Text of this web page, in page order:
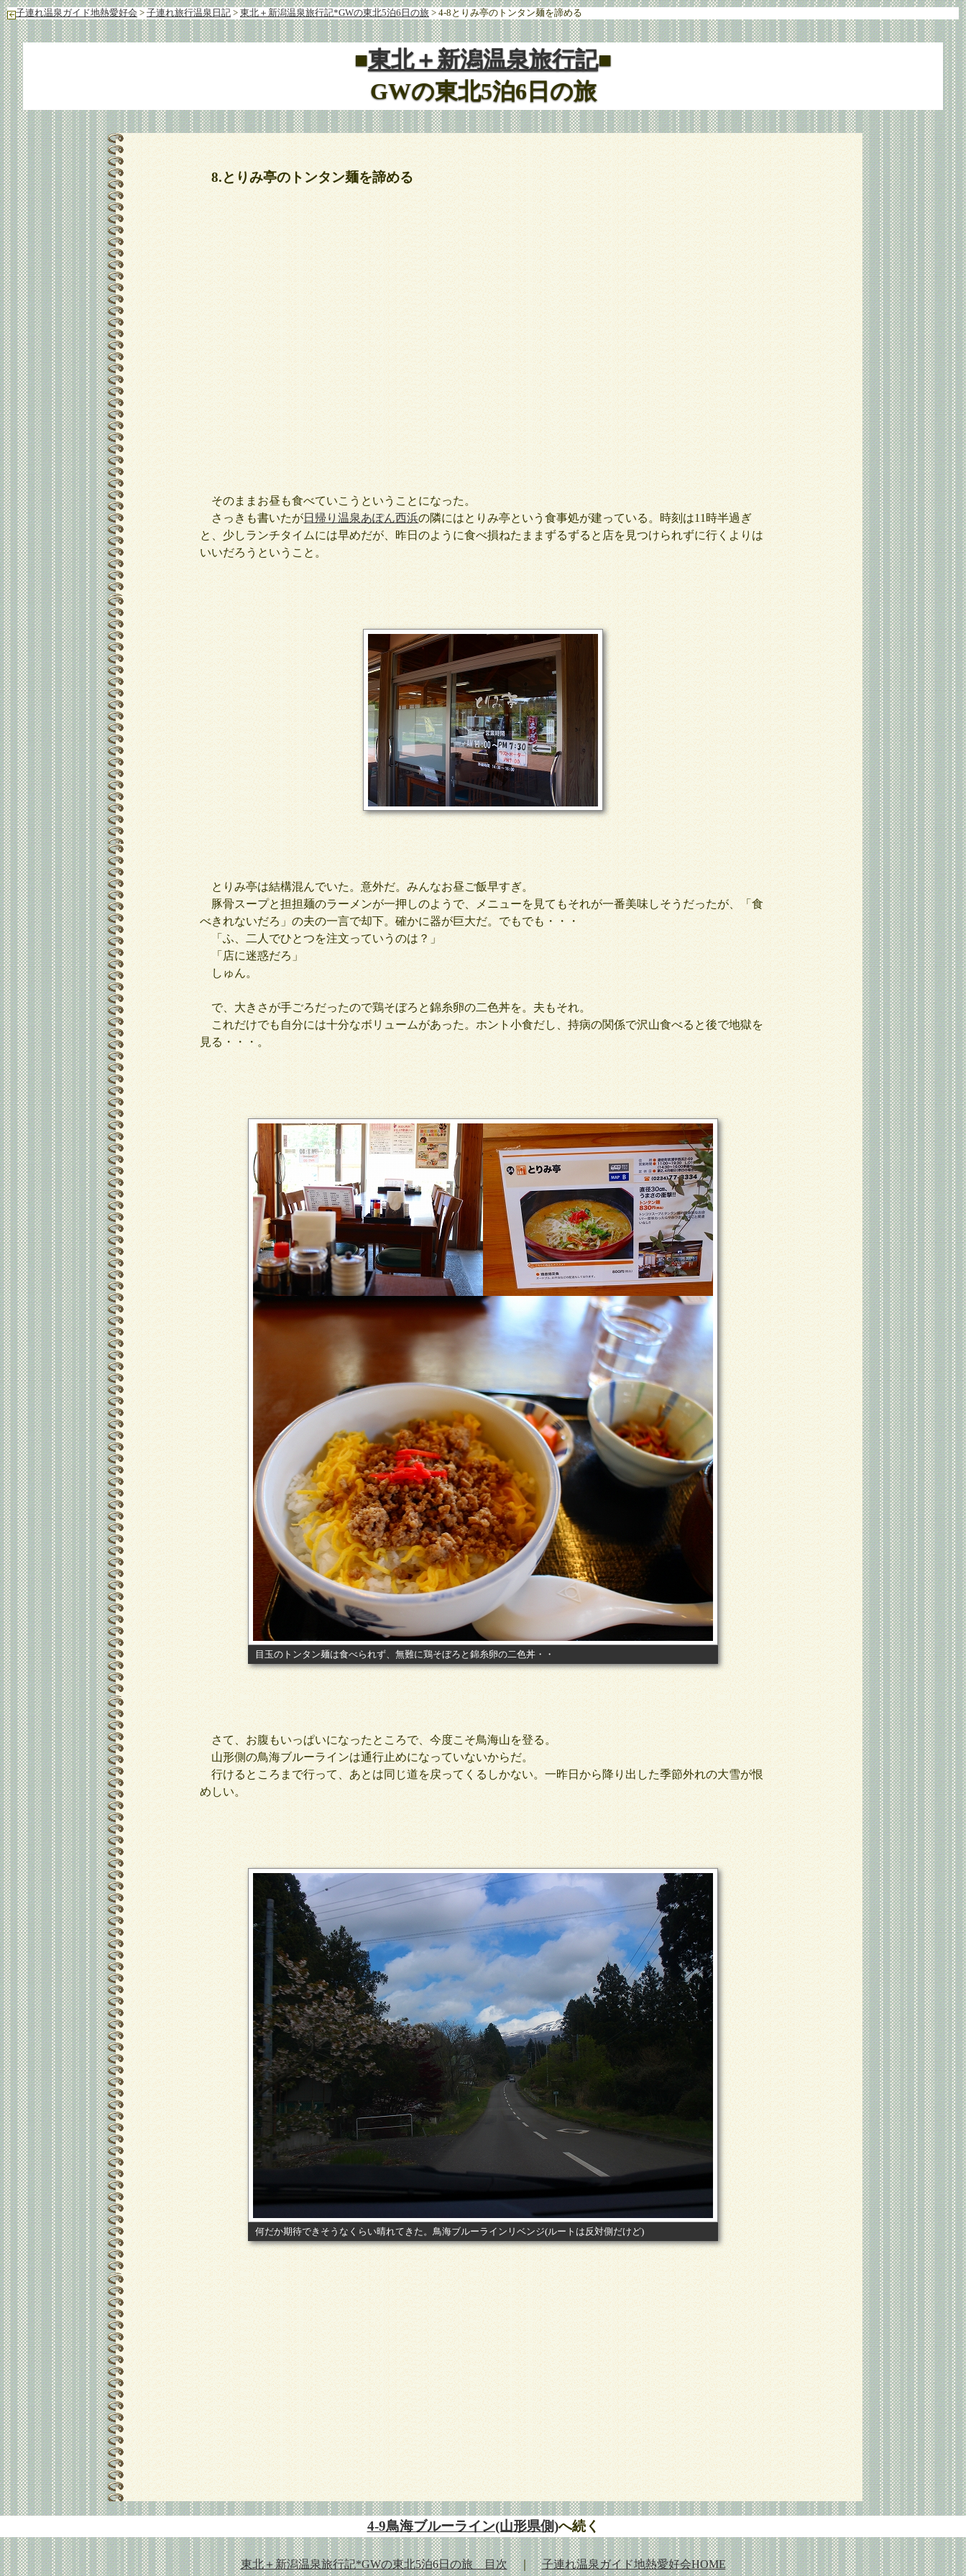
子連れ温泉ガイド地熱愛好会 > 子連れ旅行温泉日記 > 東北＋新潟温泉旅行記*GWの東北5泊6日の旅 > 4-8とりみ亭のトンタン麺を諦める
■東北＋新潟温泉旅行記■
GWの東北5泊6日の旅
8.とりみ亭のトンタン麺を諦める
そのままお昼も食べていこうということになった。
さっきも書いたが日帰り温泉あぽん西浜の隣にはとりみ亭という食事処が建っている。時刻は11時半過ぎ
と、少しランチタイムには早めだが、昨日のように食べ損ねたままずるずると店を見つけられずに行くよりは
いいだろうということ。
とりみ亭は結構混んでいた。意外だ。みんなお昼ご飯早すぎ。
豚骨スープと担担麺のラーメンが一押しのようで、メニューを見てもそれが一番美味しそうだったが、「食
べきれないだろ」の夫の一言で却下。確かに器が巨大だ。でもでも・・・
「ふ、二人でひとつを注文っていうのは？」
「店に迷惑だろ」
しゅん。
で、大きさが手ごろだったので鶏そぼろと錦糸卵の二色丼を。夫もそれ。
これだけでも自分には十分なボリュームがあった。ホント小食だし、持病の関係で沢山食べると後で地獄を
見る・・・。
目玉のトンタン麺は食べられず、無難に鶏そぼろと錦糸卵の二色丼・・
さて、お腹もいっぱいになったところで、今度こそ鳥海山を登る。
山形側の鳥海ブルーラインは通行止めになっていないからだ。
行けるところまで行って、あとは同じ道を戻ってくるしかない。一昨日から降り出した季節外れの大雪が恨
めしい。
何だか期待できそうなくらい晴れてきた。鳥海ブルーラインリベンジ(ルートは反対側だけど)
4-9鳥海ブルーライン(山形県側)へ続く
東北＋新潟温泉旅行記*GWの東北5泊6日の旅 目次｜子連れ温泉ガイド地熱愛好会HOME